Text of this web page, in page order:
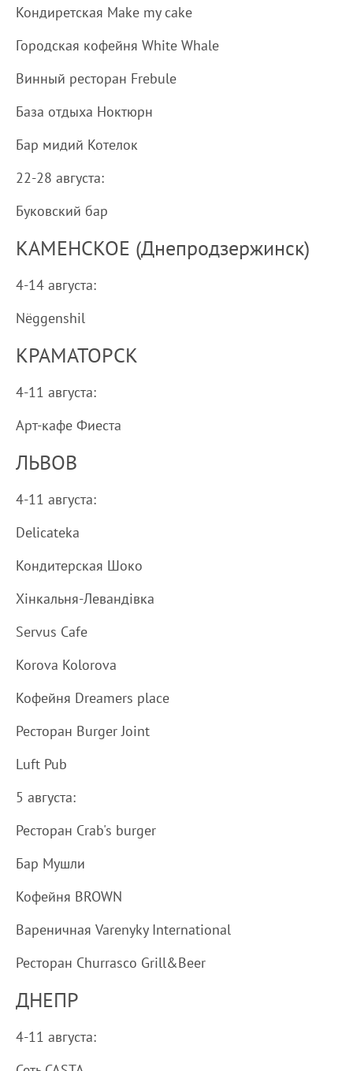
Кондиретская Make my cake
Городская кофейня White Whale
Винный ресторан Frebule
База отдыха Ноктюрн
Бар мидий Котелок
22-28 августа:
Буковский бар
КАМЕНСКОЕ (Днепродзержинск)
4-14 августа:
Nёggenshil
КРАМАТОРСК
4-11 августа:
Арт-кафе Фиеста
ЛЬВОВ
4-11 августа:
Delicateka
Кондитерская Шоко
Хінкальня-Левандівка
Servus Cafe
Korova Kolorova
Кофейня Dreamers place
Ресторан Burger Joint
Luft Pub
5 августа:
Ресторан Crab's burger
Бар Мушли
Кофейня BROWN
Вареничная Varenyky International
Ресторан Churrasco Grill&Beer
ДНЕПР
4-11 августа: